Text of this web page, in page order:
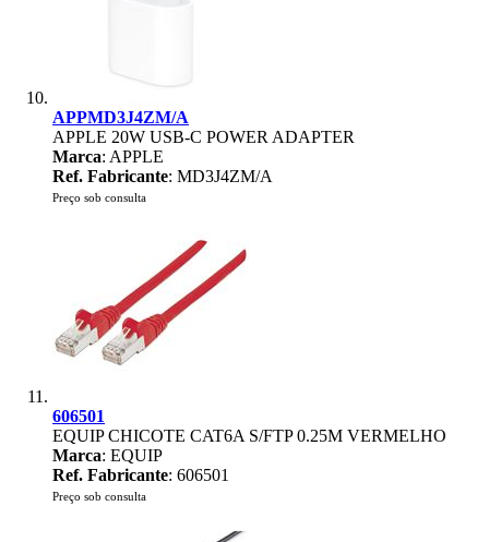
APPMD3J4ZM/A
APPLE 20W USB-C POWER ADAPTER
Marca: APPLE
Ref. Fabricante: MD3J4ZM/A
Preço sob consulta
606501
EQUIP CHICOTE CAT6A S/FTP 0.25M VERMELHO
Marca: EQUIP
Ref. Fabricante: 606501
Preço sob consulta